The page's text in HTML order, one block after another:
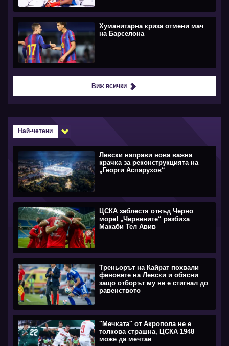
Хуманитарна криза отмени мач
на Барселона
Виж всички
Най-четени
Левски направи нова важна
крачка за реконструкцията на
„Георги Аспарухов“
ЦСКА заблестя отвъд Черно
море! „Червените“ разбиха
Макаби Тел Авив
Треньорът на Кайрат похвали
феновете на Левски и обясни
защо отборът му не е стигнал до
равенството
''Мечката'' от Акропола не е
толкова страшна, ЦСКА 1948
може да мечтае